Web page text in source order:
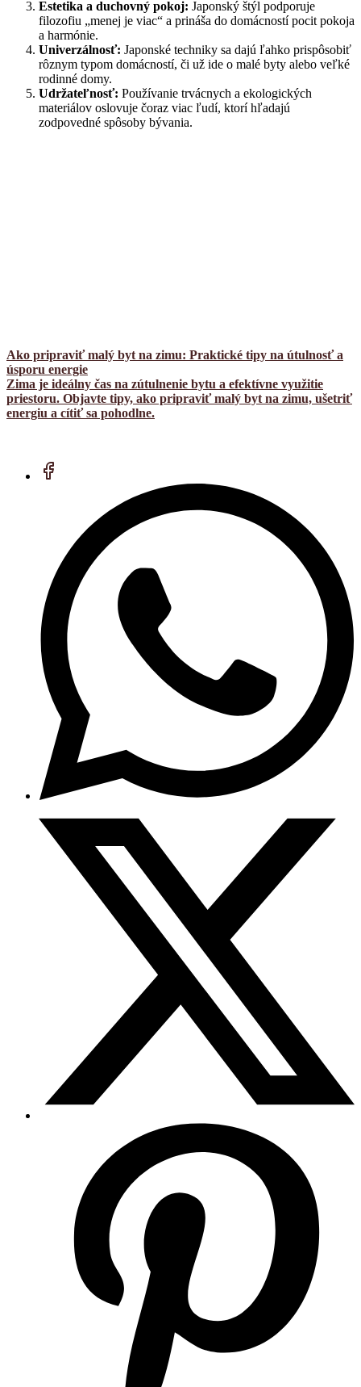
Estetika a duchovný pokoj: Japonský štýl podporuje
filozofiu „menej je viac“ a prináša do domácností pocit pokoja
a harmónie.
Univerzálnosť: Japonské techniky sa dajú ľahko prispôsobiť
rôznym typom domácností, či už ide o malé byty alebo veľké
rodinné domy.
Udržateľnosť: Používanie trvácnych a ekologických
materiálov oslovuje čoraz viac ľudí, ktorí hľadajú
zodpovedné spôsoby bývania.
Ako pripraviť malý byt na zimu: Praktické tipy na útulnosť a
úsporu energie
Zima je ideálny čas na zútulnenie bytu a efektívne využitie
priestoru. Objavte tipy, ako pripraviť malý byt na zimu, ušetriť
energiu a cítiť sa pohodlne.